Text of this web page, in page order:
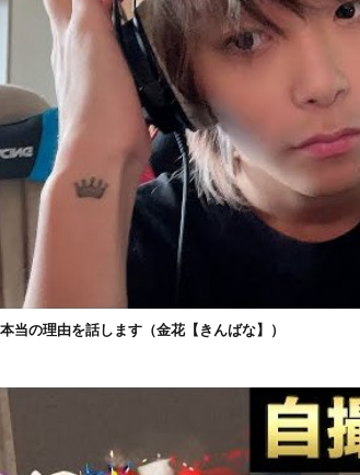
当の理由を話します（金花【きんばな】）